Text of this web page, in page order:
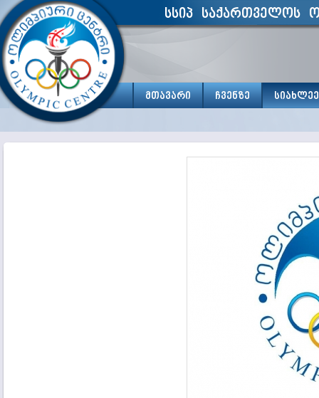
სსიპ საქართველოს
მთავარი ჩვენზე